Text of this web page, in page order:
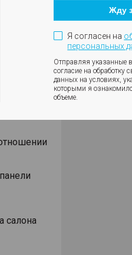
с
салона
Жду
Я согласен на
персональных
Отправляя указанные
согласие на обработку
данных на условиях,
которыми я
объеме.